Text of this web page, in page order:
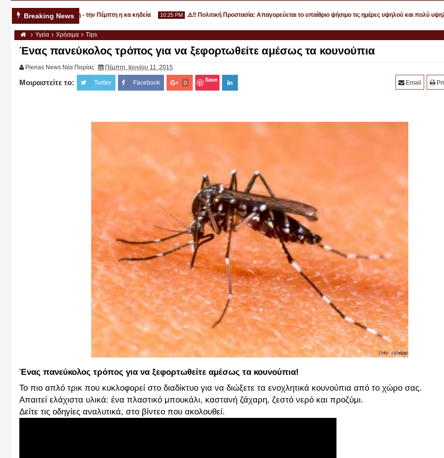
Breaking News
στην Κατερίνη - την Πέμπτη η κα κηδεία 10:25 PM
03 Αυγ
⚠️‼️ Πολιτική Προστασία: Απαγορεύεται το υπαίθριο ψήσιμο τις ημέρες υψηλού και πολύ υψηλού
Υγεία Χρήσιμα Tips
Ένας πανεύκολος τρόπος για να ξεφορτωθείτε αμέσως τα κουνούπια
Pierias News Νέα Πιερίας Πέμπτη, Ιουνίου 11, 2015
Μοιραστείτε το: Twitter Facebook 0 Save Email
Ένας πανεύκολος τρόπος για να ξεφορτωθείτε αμέσως τα κουνούπια!
Το πιο απλό τρικ που κυκλοφορεί στο διαδίκτυο για να διώξετε τα ενοχλητικά κουνούπια από το χώρο σας.
Απαιτεί ελάχιστα υλικά: ένα πλαστικό μπουκάλι, καστανή ζάχαρη, ζεστό νερό και προζύμι.
Δείτε τις οδηγίες αναλυτικά, στο βίντεο που ακολουθεί.